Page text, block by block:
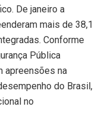
De janeiro a
mais de 38,1
Conforme
Pública
apreensões na
do Brasil,
no